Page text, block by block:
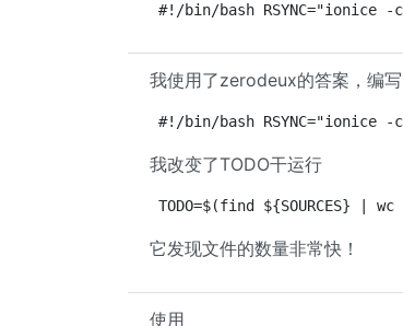
#!/bin/bash RSYNC="ionice -
我使用了zerodeux的答案，编
#!/bin/bash RSYNC="ionice -
我改变了TODO干运行
TODO=$(find ${SOURCES} |
它发现文件的数量非常快！
使用